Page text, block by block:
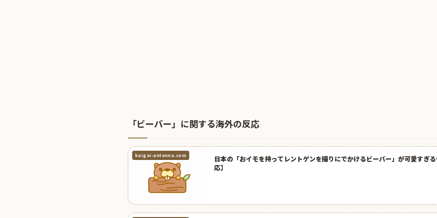
「ビーバー」に関する海外の反応
kaigai-antenna.com
日本の「おイモを持ってレントゲンを撮りにでかけるビーバー」が可愛すぎ
応】